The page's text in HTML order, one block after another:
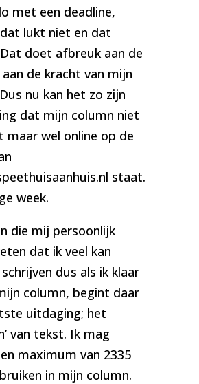
met een deadline,
lukt niet en dat
doet afbreuk aan de
de kracht van mijn
nu kan het zo zijn
dat mijn column niet
maar wel online op de
staat.
week.
die mij persoonlijk
dat ik veel kan
dus als ik klaar
column, begint daar
uitdaging; het
van tekst. Ik mag
maximum van 2335
in mijn column.